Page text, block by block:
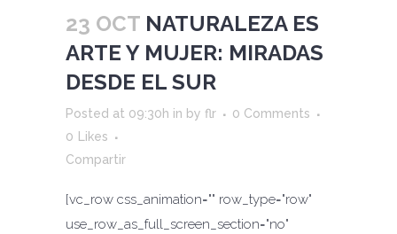
23 OCT NATURALEZA ES
ARTE Y MUJER: MIRADAS
DESDE EL SUR
Posted at 09:30h in by flr
0 Comments
0
Likes
Compartir
[vc_row css_animation="" row_type="row"
use_row_as_full_screen_section="no"